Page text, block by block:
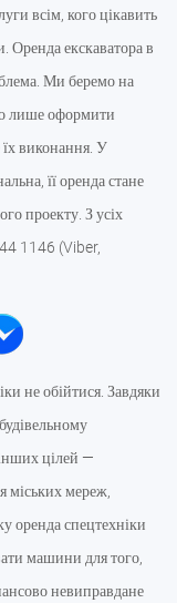
всім, кого цікавить
Оренда екскаватора в
Ми беремо на
лише оформити
їх виконання. У
її оренда стане
проекту. З усіх
1146 (Viber,
не обійтися. Завдяки
цілей —
міських мереж,
оренда спецтехніки
машини для того,
невиправдане